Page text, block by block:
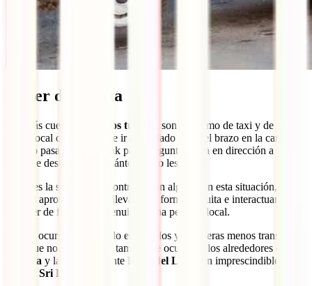
Hacer de taxista
Te darás cuenta de que los tuk tuk son sinónimo de taxi y de que la
gente local cuando quiere ir algún lado estira el brazo en la carretera
cuando pasa algún tuk tuk para preguntar si va en dirección a su
lugar de destino y por cuánto dinero les lleva.
Si tienes la suerte de encontrarte con alguien en esta situación,
puedes aprovechar para llevarle de forma gratuita e interactuar y
conocer de forma más genuina a una persona local.
Esto te ocurrirá sobre todo en pueblos y carreteras menos transitadas
pero que no te extrañe si también te ocurre en los alrededores de
Sigiriya y la impresionante Roca del León
, un imprescindible en tu
viaje a Sri Lanka